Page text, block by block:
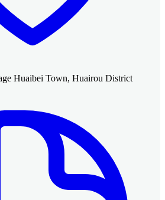
Huaibei Town, Huairou District